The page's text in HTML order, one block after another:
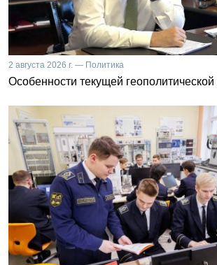
2 августа 2026 г. — Политика
Особенности текущей геополитической